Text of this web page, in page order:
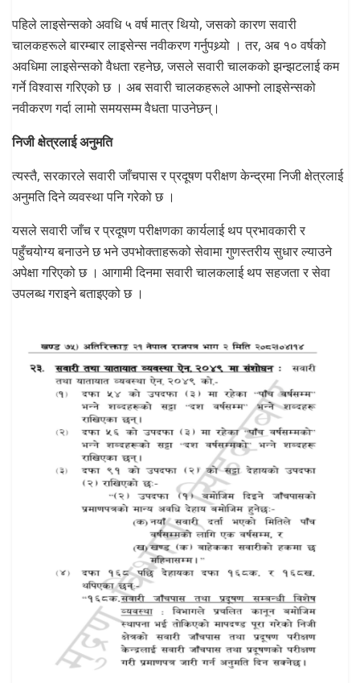
पहिले लाइसेन्सको अवधि ५ वर्ष मात्र थियो, जसको कारण सवारी
चालकहरूले बारम्बार लाइसेन्स नवीकरण गर्नुपथ्र्यो । तर, अब १० वर्षको
अवधिमा लाइसेन्सको वैधता रहनेछ, जसले सवारी चालकको झन्झटलाई कम
गर्ने विश्वास गरिएको छ । अब सवारी चालकहरूले आफ्नो लाइसेन्सको
नवीकरण गर्दा लामो समयसम्म वैधता पाउनेछन्।
निजी क्षेत्रलाई अनुमति
त्यस्तै, सरकारले सवारी जाँचपास र प्रदूषण परीक्षण केन्द्रमा निजी क्षेत्रलाई
अनुमति दिने व्यवस्था पनि गरेको छ ।
यसले सवारी जाँच र प्रदूषण परीक्षणका कार्यलाई थप प्रभावकारी र
पहुँचयोग्य बनाउने छ भने उपभोक्ताहरूको सेवामा गुणस्तरीय सुधार ल्याउने
अपेक्षा गरिएको छ । आगामी दिनमा सवारी चालकलाई थप सहजता र सेवा
उपलब्ध गराइने बताइएको छ ।